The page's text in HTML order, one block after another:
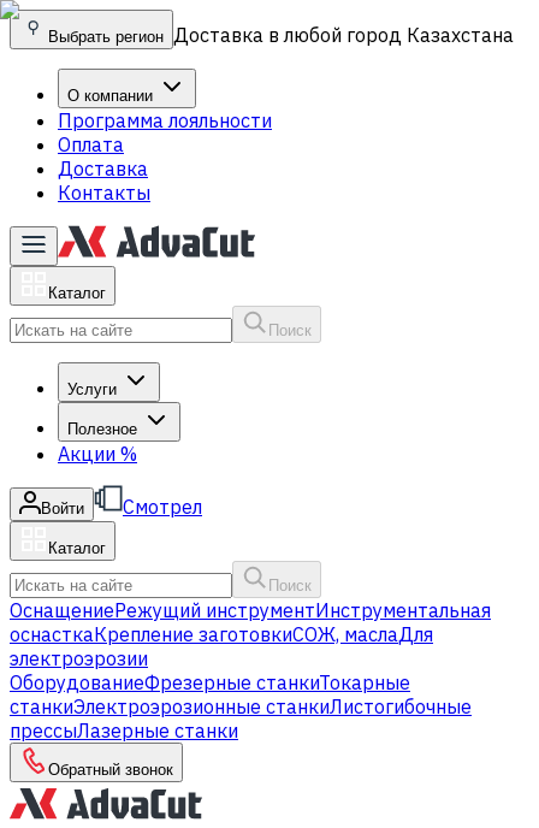
Выбрать регион Доставка в любой город Казахстана
О компании
Программа лояльности
Оплата
Доставка
Контакты
Каталог
Поиск
Услуги
Полезное
Акции %
Войти Смотрел
Каталог
Поиск
ОснащениеРежущий инструментИнструментальная
оснасткаКрепление заготовкиСОЖ, маслаДля
электроэрозии
ОборудованиеФрезерные станкиТокарные
станкиЭлектроэрозионные станкиЛистогибочные
прессыЛазерные станки
Обратный звонок